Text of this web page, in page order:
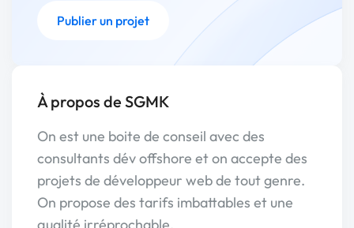
Publier un projet
À propos de SGMK
On est une boite de conseil avec des
consultants dév offshore et on accepte des
projets de développeur web de tout genre.
On propose des tarifs imbattables et une